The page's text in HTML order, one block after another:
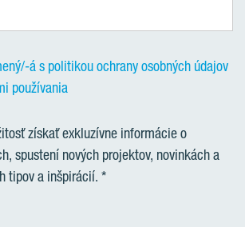
á s politikou ochrany osobných údajov
používania
získať exkluzívne informácie o
spustení nových projektov, novinkách a
tipov a inšpirácií.